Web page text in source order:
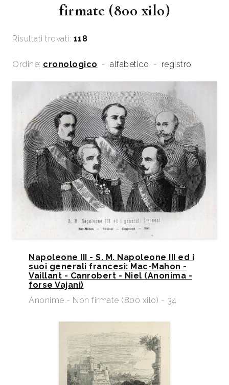
firmate (800 xilo)
Risultati trovati: 118
Ordine: cronologico - alfabetico - registro
Napoleone III - S. M. Napoleone III ed i
suoi generali francesi: Mac-Mahon -
Vaillant - Canrobert - Niel (Anonima -
forse Vajani)
Anonime - Non firmate (800 xilo) - 34